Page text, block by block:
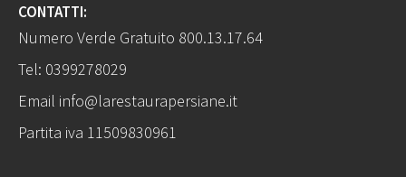
CONTATTI:
Numero Verde Gratuito 800.13.17.64
Tel: 0399278029
Email info@larestaurapersiane.it
Partita iva 11509830961